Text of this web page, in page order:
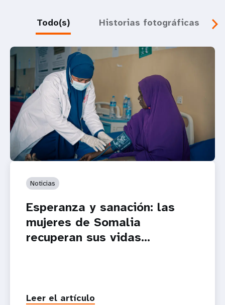
Todo(s) Historias fotográficas
Noticias
Esperanza y sanación: las
mujeres de Somalia
recuperan sus vidas...
Leer el artículo